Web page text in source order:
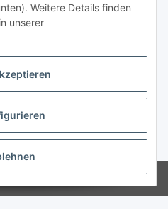
unter:
byJTL-Shop
Weitere Details finden
unserer